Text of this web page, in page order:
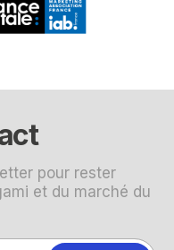
pour rester
et du marché du